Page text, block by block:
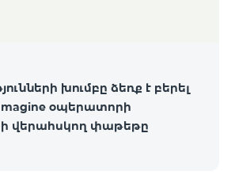
խումբը ձեռք է բերել
օպերատորի
վերահսկող փաթեթը